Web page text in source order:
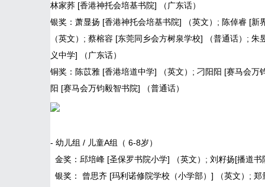
林家荞 [香港神托会培基书院] （广东话）
银奖：萧显扬 [香港神托会培基书院] （英文）; 陈倬睿 [
（英文）; 蔡榕容 [东莞同乡会方树泉学校] （普通话）;
义中学] （广东话）
铜奖：陈苡雅 [香港培道中学] （英文）; 刁阳阳 [赛马会
阳 [赛马会万钧毅智书院] （普通话）
- 幼儿组 / 儿童A组（ 6-8岁）
金奖：邱培峰 [圣保罗书院小学] （英文）; 刘籽扬[播道书
银奖： 曾思齐 [玛利诺修院学校（小学部）] （英文）;